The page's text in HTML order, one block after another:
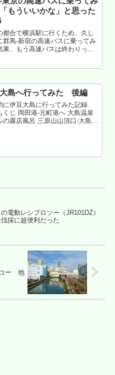
もういいかな」と思った
都合で横浜駅に行くため、久し
群馬-新宿の高速バスに乗ってみ
果、もう高速バスは終わりっぽ
島へ行ってみた 後編
に伊豆大島に行ってみた記録
くじ 岡田港-元町港へ 大島温泉
の露店風呂 三原山山頂口-大島公
電動レシプロソー（JR101DZ）
採に超便利だった
コー 他